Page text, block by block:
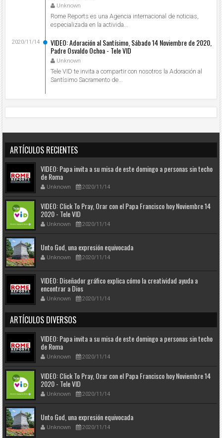
Unknown
Rome Reports es una Agencia internacional de noticias,
especializada en la activida...
VIDEO: Adoración al Santísimo, Sábado 14 Noviembre de 2020,
Padre Osvaldo Ochoa - Tele VID
Unknown
2020/11/14
Tele VID te invita a compartir con nosotros la Adoración al
Santísimo Sacramento de...
ARTÍCULOS RECIENTES
VIDEO: Papa invita a su misa de este domingo a personas sin techo
de Roma
Unknown 2020/11/14
VIDEO: Click To Pray, Orar con el Papa Francisco hoy Noviembre 14
2020 - Tele VID
Unknown 2020/11/14
Unto God, una expresión equivocada
Unknown 2020/11/14
VIDEO: Diseñador gráfico explica cómo la creatividad ayuda a
encontrar a Dios
Unknown 2020/11/14
ARTÍCULOS DIVERSOS
VIDEO: Papa invita a su misa de este domingo a personas sin techo
de Roma
Unknown 2020/11/14
VIDEO: Click To Pray, Orar con el Papa Francisco hoy Noviembre 14
2020 - Tele VID
Unknown 2020/11/14
Unto God, una expresión equivocada
Unknown 2020/11/14